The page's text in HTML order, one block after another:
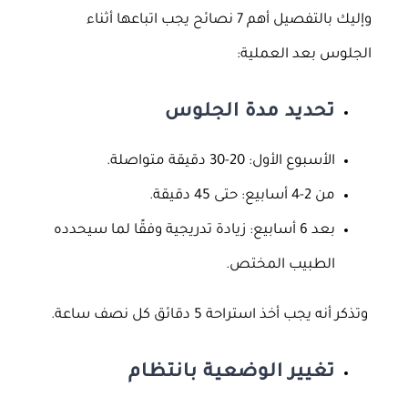
وإليك بالتفصيل أهم 7 نصائح يجب اتباعها أثناء
الجلوس بعد العملية:
تحديد مدة الجلوس
الأسبوع الأول: 20-30 دقيقة متواصلة.
من 2-4 أسابيع: حتى 45 دقيقة.
بعد 6 أسابيع: زيادة تدريجية وفقًا لما سيحدده
الطبيب المختص.
وتذكر أنه يجب أخذ استراحة 5 دقائق كل نصف ساعة.
تغيير الوضعية بانتظام